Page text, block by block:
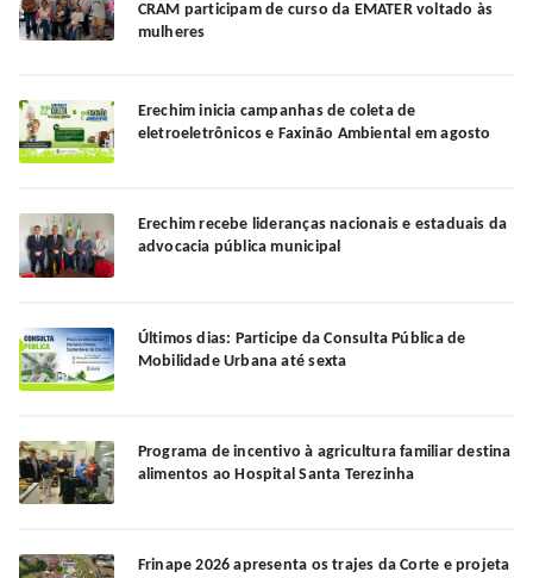
CRAM participam de curso da EMATER voltado às
mulheres
Erechim inicia campanhas de coleta de
eletroeletrônicos e Faxinão Ambiental em agosto
Erechim recebe lideranças nacionais e estaduais da
advocacia pública municipal
Últimos dias: Participe da Consulta Pública de
Mobilidade Urbana até sexta
Programa de incentivo à agricultura familiar destina
alimentos ao Hospital Santa Terezinha
Frinape 2026 apresenta os trajes da Corte e projeta